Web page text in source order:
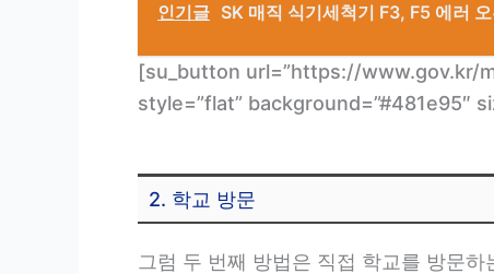
인기글 SK 매직 식기세척기 F3, F5 에러
[su_button url=”https://www.gov.kr/
style=”flat” background=”#481e95″
2. 학교 방문
그럼 두 번째 방법은 직접 학교를 방문